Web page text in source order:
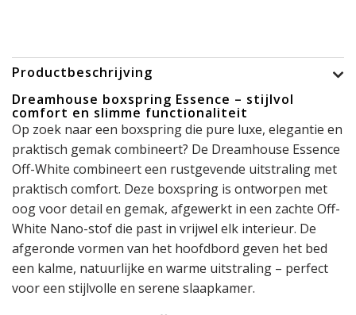
Productbeschrijving
Dreamhouse boxspring Essence – stijlvol
comfort en slimme functionaliteit
Op zoek naar een boxspring die pure luxe, elegantie en
praktisch gemak combineert? De Dreamhouse Essence
Off-White combineert een rustgevende uitstraling met
praktisch comfort. Deze boxspring is ontworpen met
oog voor detail en gemak, afgewerkt in een zachte Off-
White Nano-stof die past in vrijwel elk interieur. De
afgeronde vormen van het hoofdbord geven het bed
een kalme, natuurlijke en warme uitstraling – perfect
voor een stijlvolle en serene slaapkamer.